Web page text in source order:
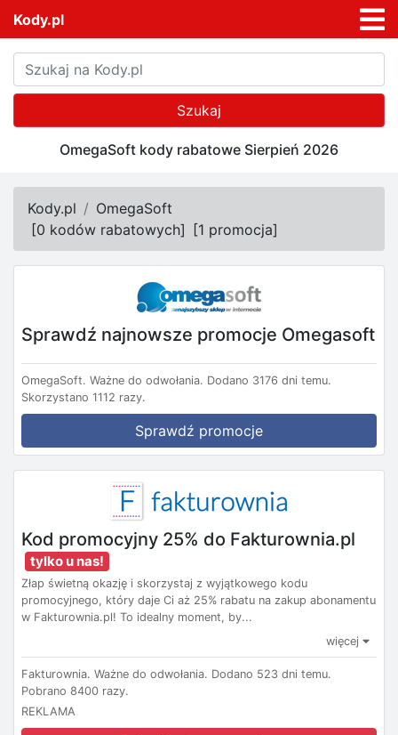
Kody.pl
Szukaj
OmegaSoft kody rabatowe Sierpień 2026
Kody.pl
OmegaSoft
[0 kodów rabatowych] [1 promocja]
Sprawdź najnowsze promocje Omegasoft
OmegaSoft. Ważne do odwołania. Dodano 3176 dni temu.
Skorzystano 1112 razy.
Sprawdź promocje
Kod promocyjny 25% do Fakturownia.pl
tylko u nas!
Złap świetną okazję i skorzystaj z wyjątkowego kodu
promocyjnego, który daje Ci aż 25% rabatu na zakup abonamentu
w Fakturownia.pl! To idealny moment, by...
więcej
Fakturownia. Ważne do odwołania. Dodano 523 dni temu.
Pobrano 8400 razy.
REKLAMA